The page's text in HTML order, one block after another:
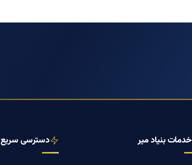
خدمات بنیاد میر دسترسی سریع